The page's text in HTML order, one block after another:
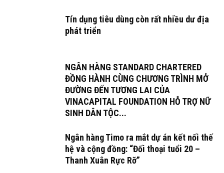
Tín dụng tiêu dùng còn rất nhiều dư địa
phát triển
NGÂN HÀNG STANDARD CHARTERED
ĐỒNG HÀNH CÙNG CHƯƠNG TRÌNH MỞ
ĐƯỜNG ĐẾN TƯƠNG LAI CỦA
VINACAPITAL FOUNDATION HỖ TRỢ NỮ
SINH DÂN TỘC...
Ngân hàng Timo ra mắt dự án kết nối thế
hệ và cộng đồng: “Đối thoại tuổi 20 –
Thanh Xuân Rực Rỡ”